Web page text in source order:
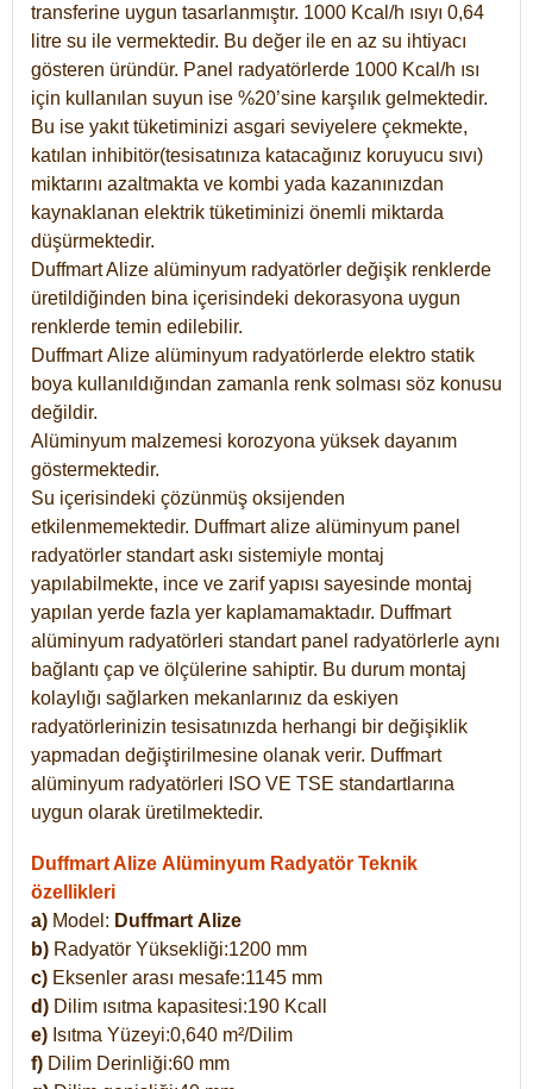
transferine uygun tasarlanmıştır. 1000 Kcal/h ısıyı 0,64
litre su ile vermektedir. Bu değer ile en az su ihtiyacı
gösteren üründür. Panel radyatörlerde 1000 Kcal/h ısı
için kullanılan suyun ise %20’sine karşılık gelmektedir.
Bu ise yakıt tüketiminizi asgari seviyelere çekmekte,
katılan inhibitör(tesisatınıza katacağınız koruyucu sıvı)
miktarını azaltmakta ve kombi yada kazanınızdan
kaynaklanan elektrik tüketiminizi önemli miktarda
düşürmektedir.
Duffmart Alize alüminyum radyatörler değişik renklerde
üretildiğinden bina içerisindeki dekorasyona uygun
renklerde temin edilebilir.
DuffmartAlize alüminyum radyatörlerde elektro statik
boya kullanıldığından zamanla renk solması söz konusu
değildir.
Alüminyum malzemesi korozyona yüksek dayanım
göstermektedir.
Su içerisindeki çözünmüş oksijenden
etkilenmemektedir. Duffmart alize alüminyum panel
radyatörler standart askı sistemiyle montaj
yapılabilmekte, ince ve zarif yapısı sayesinde montaj
yapılan yerde fazla yer kaplamamaktadır. Duffmart
alüminyum radyatörleri standart panel radyatörlerle aynı
bağlantı çap ve ölçülerine sahiptir. Bu durum montaj
kolaylığı sağlarken mekanlarınız da eskiyen
radyatörlerinizin tesisatınızda herhangi bir değişiklik
yapmadan değiştirilmesine olanak verir. Duffmart
alüminyum radyatörleri ISO VE TSE standartlarına
uygun olarak üretilmektedir.
Duffmart Alize Alüminyum Radyatör Teknik
özellikleri
a) Model: Duffmart Alize
b) Radyatör Yüksekliği:1200 mm
c) Eksenler arası mesafe:1145 mm
d) Dilim ısıtma kapasitesi:190 Kcall
e) Isıtma Yüzeyi:0,640 m²/Dilim
f) Dilim Derinliği:60 mm